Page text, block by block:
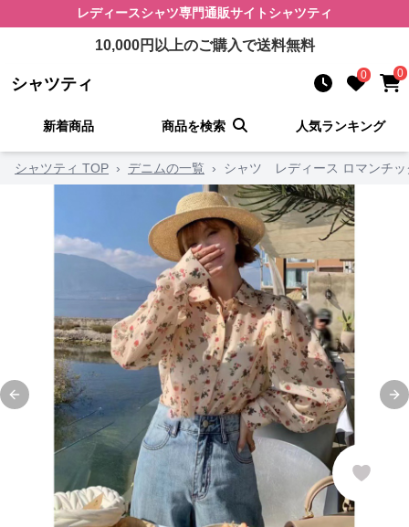
レディースシャツ専門通販サイト シャツティ
10,000円以上のご購入で送料無料
シャツティ 0 0
新着商品 商品を検索 人気ランキング
シャツティ TOP › デニムの一覧 › シャツ レディース ロマンチッ
Previous slide